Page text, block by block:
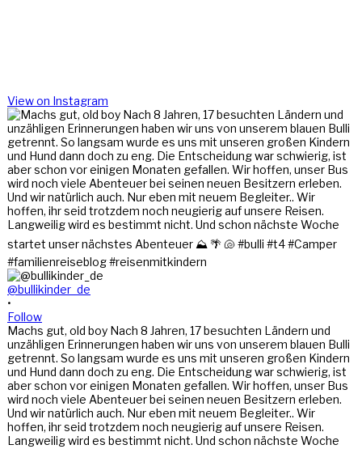
View on Instagram
@bullikinder_de
•
Follow
Machs gut, old boy Nach 8 Jahren, 17 besuchten Ländern und
unzähligen Erinnerungen haben wir uns von unserem blauen Bulli
getrennt. So langsam wurde es uns mit unseren großen Kindern
und Hund dann doch zu eng. Die Entscheidung war schwierig, ist
aber schon vor einigen Monaten gefallen. Wir hoffen, unser Bus
wird noch viele Abenteuer bei seinen neuen Besitzern erleben.
Und wir natürlich auch. Nur eben mit neuem Begleiter.. Wir
hoffen, ihr seid trotzdem noch neugierig auf unsere Reisen.
Langweilig wird es bestimmt nicht. Und schon nächste Woche